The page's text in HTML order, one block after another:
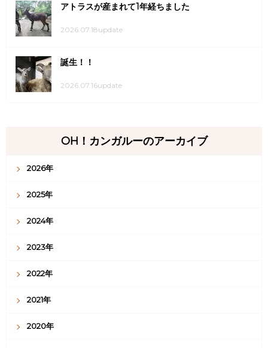
アトラスが産まれて1年経ちました
2026.07.18update
誕生！！
2026.07.16update
OH！カンガルーのアーカイブ
2026年
2025年
2024年
2023年
2022年
2021年
2020年